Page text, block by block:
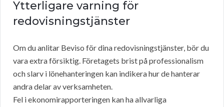
Ytterligare varning för
redovisningstjänster
Om du anlitar Beviso för dina redovisningstjänster, bör du
vara extra försiktig. Företagets brist på professionalism
och slarv i lönehanteringen kan indikera hur de hanterar
andra delar av verksamheten.
Fel i ekonomirapporteringen kan ha allvarliga